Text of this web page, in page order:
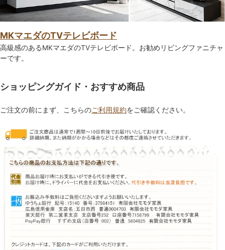
MKマエダのTVテレビボード
高級感のあるMKマエダのTVテレビボード。お勧めリビングファニチャ
ーです。
ショッピングガイド・おすすめ商品
ご注文の前にまず、こちらのご利用規約をご確認ください。